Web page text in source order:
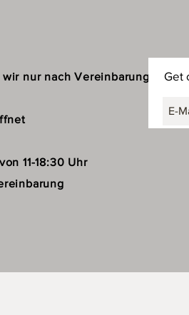
wir nur nach Vereinbarung
11-18:30 Uhr
Get